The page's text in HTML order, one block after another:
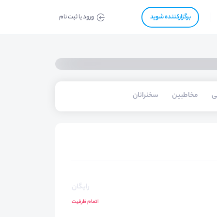
برگزار‌‌کننده شوید ورود یا ثبت نام
مخاطبین سخنرانان
رایگان
اتمام ظرفیت